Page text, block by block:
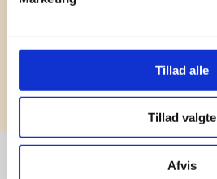
Tillad alle
Tillad valgte
Afvis
Subscribe
SydDesign A/S